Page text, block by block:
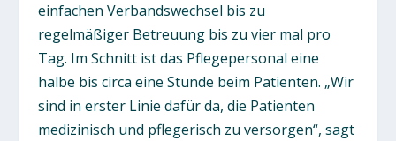
einfachen Verbandswechsel bis zu
regelmäßiger Betreuung bis zu vier mal pro
Tag. Im Schnitt ist das Pflegepersonal eine
halbe bis circa eine Stunde beim Patienten. „Wir
sind in erster Linie dafür da, die Patienten
medizinisch und pflegerisch zu versorgen“, sagt